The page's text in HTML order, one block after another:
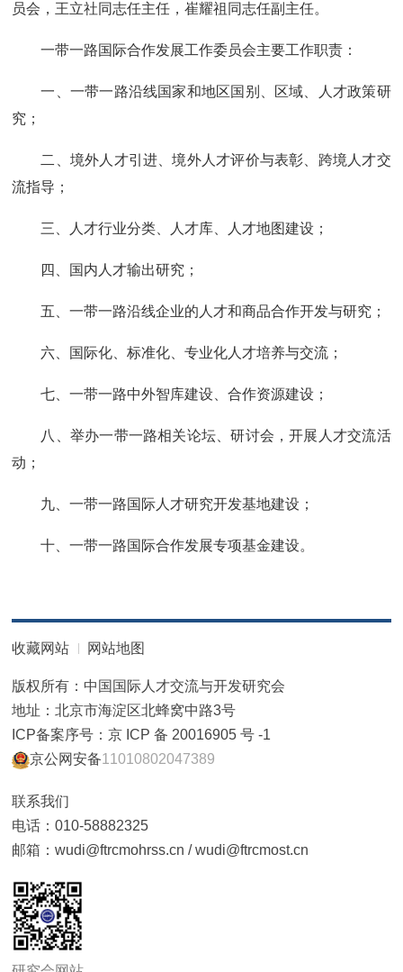
员会，王立社同志任主任，崔耀祖同志任副主任。
一带一路国际合作发展工作委员会主要工作职责：
一、一带一路沿线国家和地区国别、区域、人才政策研
究；
二、境外人才引进、境外人才评价与表彰、跨境人才交
流指导；
三、人才行业分类、人才库、人才地图建设；
四、国内人才输出研究；
五、一带一路沿线企业的人才和商品合作开发与研究；
六、国际化、标准化、专业化人才培养与交流；
七、一带一路中外智库建设、合作资源建设；
八、举办一带一路相关论坛、研讨会，开展人才交流活
动；
九、一带一路国际人才研究开发基地建设；
十、一带一路国际合作发展专项基金建设。
收藏网站 网站地图
版权所有：中国国际人才交流与开发研究会
地址：北京市海淀区北蜂窝中路3号
ICP备案序号：京 ICP 备 20016905 号 -1
京公网安备11010802047389
联系我们
电话：010-58882325
邮箱：wudi@ftrcmohrss.cn / wudi@ftrcmost.cn